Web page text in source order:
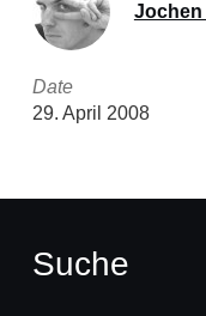
Jochen
Date
29. April 2008
Suche